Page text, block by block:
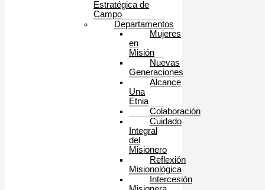
Estratégica de
Campo
Departamentos
Mujeres
en
Misión
Nuevas
Generaciones
Alcance
Una
Etnia
Colaboración
Cuidado
Integral
del
Misionero
Reflexión
Misionológica
Intercesión